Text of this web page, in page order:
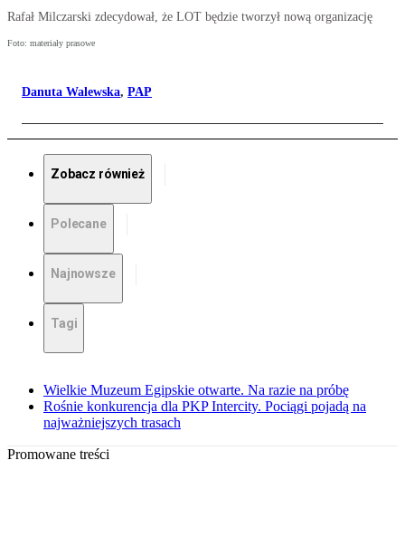
Rafał Milczarski zdecydował, że LOT będzie tworzył nową organizację
Foto: materiały prasowe
Danuta Walewska, PAP
Zobacz również
Polecane
Najnowsze
Tagi
Wielkie Muzeum Egipskie otwarte. Na razie na próbę
Rośnie konkurencja dla PKP Intercity. Pociągi pojadą na
najważniejszych trasach
Promowane treści